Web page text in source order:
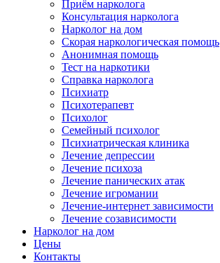
Приём нарколога
Консультация нарколога
Нарколог на дом
Скорая наркологическая помощь
Анонимная помощь
Тест на наркотики
Справка нарколога
Психиатр
Психотерапевт
Психолог
Семейный психолог
Психиатрическая клиника
Лечение депрессии
Лечение психоза
Лечение панических атак
Лечение игромании
Лечение-интернет зависимости
Лечение созависимости
Нарколог на дом
Цены
Контакты